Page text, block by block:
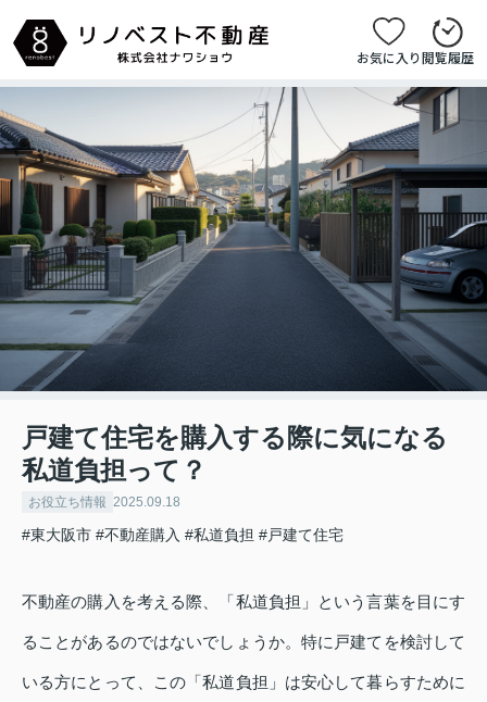
お気に入り閲覧履歴
戸建て住宅を購入する際に気になる
私道負担って？
お役立ち情報 2025.09.18
#東大阪市 #不動産購入 #私道負担 #戸建て住宅
不動産の購入を考える際、「私道負担」という言葉を目にす
ることがあるのではないでしょうか。特に戸建てを検討して
いる方にとって、この「私道負担」は安心して暮らすために